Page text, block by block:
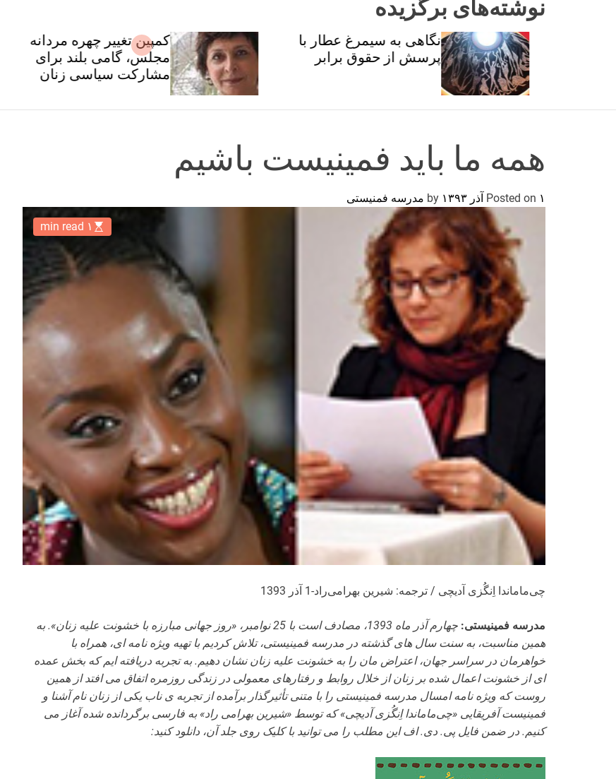
نوشته‌های برگزیده
نگاهی به سیمرغ عطار با
پرسش از حقوق برابر
کمپین تغییر چهره مردانه
مجلس، گامی بلند برای
مشارکت سیاسی زنان
همه‌ ما باید فمینیست باشیم
Posted on ۱ آذر ۱۳۹۳ مدرسه فمنیستی
۱ min read
چی‌ماماندا اِنگُزی آدیچی / ترجمه: شیرین بهرامی‌راد-1 آذر 1393
مدرسه فمینیستی:
چهارم آذر ماه 1393، مصادف است با 25 نوامبر، «روز جهانی مبارزه با خشونت علیه زنان». به
همین مناسبت، به سنت سال های گذشته در مدرسه فمینیستی، تلاش کردیم با تهیه ویژه نامه ای، همراه با
خواهرمان در سراسر جهان، اعتراض مان را به خشونت علیه زنان نشان دهیم. به تجربه دریافته ایم که بخش عمده
ای از خشونت اعمال شده بر زنان از خلال روابط و رفتارهای معمولی در زندگی روزمره اتفاق می افتد از همین
روست که ویژه نامه امسال مدرسه فمینیستی را با متنی تأثیرگذار برآمده از تجربه ی ناب یکی از زنان نام آشنا و
فمینیست آفریقایی «چی‌ماماندا اِنگُزی آدیچی» که توسط «شیرین بهرامی راد» به فارسی برگردانده شده آغاز می
کنیم. در ضمن فایل پی. دی. اف این مطلب را می توانید با کلیک روی جلد آن، دانلود کنید: